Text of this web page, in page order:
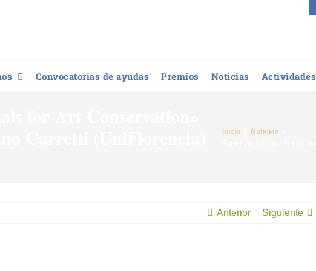
Convocatorias de ayudas Premios Noticias Actividades
Inicio
Noticias
Anterior Siguiente